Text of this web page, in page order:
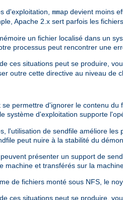
d'exploitation, mmap devient moins
Apache 2.x sert parfois les
un fichier localisé dans un
processus peut rencontrer une
ces situations peut se produire,
outre cette directive au niveau de
se permettre d'ignorer le contenu
système d'exploitation supporte
l'utilisation de sendfile améliore
peut nuire à la stabilité du
présenter un support de
machine et transférés sur la
de fichiers monté sous NFS, le
ces situations peut se produire,